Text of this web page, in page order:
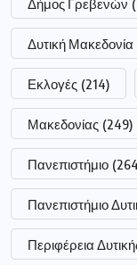
Δήμος Γρεβενών
Δυτική Μακεδονία
Εκλογές (214)
Μακεδονίας (249)
Πανεπιστήμιο
Πανεπιστήμιο
Περιφέρεια